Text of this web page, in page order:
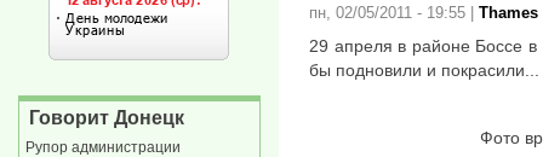
пн, 02/05/2011 - 19:55 Thames
29 апреля в районе Боссе
бы подновили и
Фото
Говорит Донецк
Рупор администрации